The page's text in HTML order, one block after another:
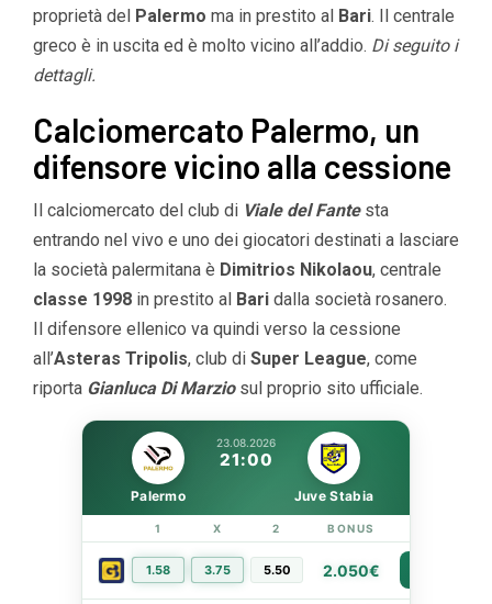
proprietà del Palermo ma in prestito al Bari. Il centrale
greco è in uscita ed è molto vicino all’addio. Di seguito i
dettagli.
Calciomercato Palermo, un
difensore vicino alla cessione
Il calciomercato del club di Viale del Fante sta
entrando nel vivo e uno dei giocatori destinati a lasciare
la società palermitana è Dimitrios Nikolaou, centrale
classe 1998 in prestito al Bari dalla società rosanero.
Il difensore ellenico va quindi verso la cessione
all’Asteras Tripolis, club di Super League, come
riporta Gianluca Di Marzio sul proprio sito ufficiale.
23.08.2026
21:00
Palermo Juve Stabia
1 X 2 BONUS
1.58 3.75 5.50 2.050€